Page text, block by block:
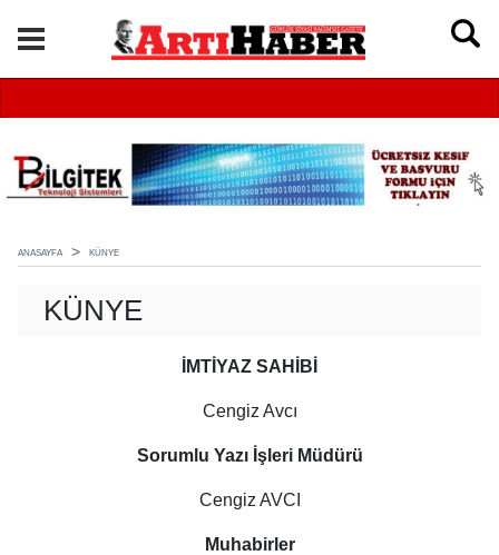
ANASAYFA KÜNYE
KÜNYE
İMTİYAZ SAHİBİ
Cengiz Avcı
Sorumlu Yazı İşleri Müdürü
Cengiz AVCI
Muhabirler